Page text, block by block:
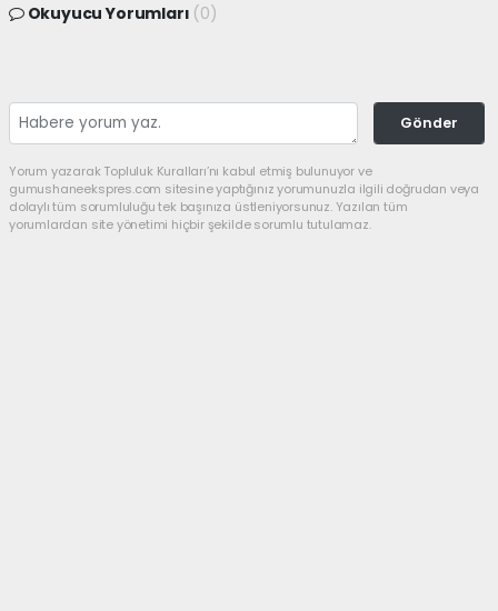
Okuyucu Yorumları (0)
Gönder
Yorum yazarak Topluluk Kuralları’nı kabul etmiş bulunuyor ve
gumushaneekspres.com sitesine yaptığınız yorumunuzla ilgili doğrudan veya
dolaylı tüm sorumluluğu tek başınıza üstleniyorsunuz. Yazılan tüm
yorumlardan site yönetimi hiçbir şekilde sorumlu tutulamaz.